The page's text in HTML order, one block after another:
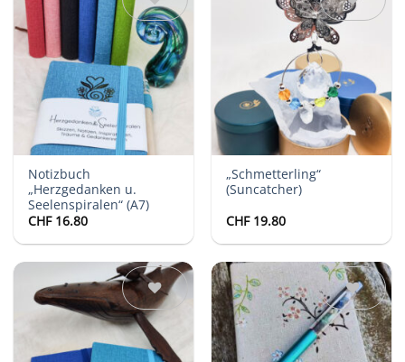
Auf die
Wunschliste
Notizbuch
„Herzgedanken u.
Seelenspiralen“ (A7)
CHF16.80
Auf die
Wunschliste
„Schmetterling“
(Suncatcher)
CHF19.80
Auf die
Wunschliste
Auf die
Wunschliste